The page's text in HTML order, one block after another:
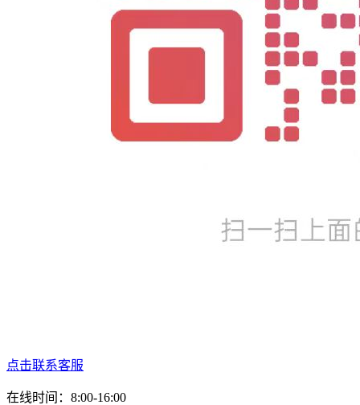
点击联系客服
在线时间：8:00-16:00